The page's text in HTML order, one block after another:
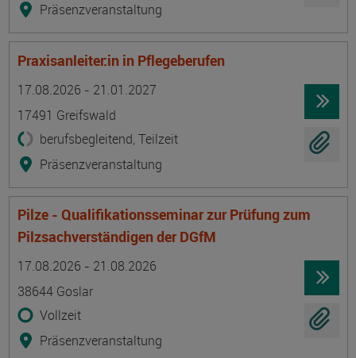
Präsenzveranstaltung
Praxisanleiter:in in Pflegeberufen
17.08.2026 - 21.01.2027
17491 Greifswald
berufsbegleitend, Teilzeit
Präsenzveranstaltung
Pilze - Qualifikationsseminar zur Prüfung zum
Pilzsachverständigen der DGfM
17.08.2026 - 21.08.2026
38644 Goslar
Vollzeit
Präsenzveranstaltung